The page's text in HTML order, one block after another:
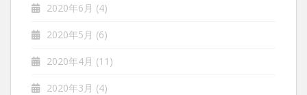
2020年6月 (4)
2020年5月 (6)
2020年4月 (11)
2020年3月 (4)